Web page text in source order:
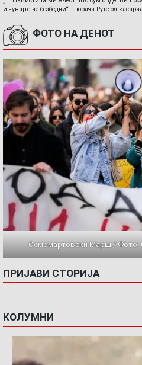
и чувајте нè безбедни“ - порача Руте од
ФОТО НА ДЕНОТ
Осмомартовски Марш / Фото:
ПРИЈАВИ СТОРИЈА
КОЛУМНИ